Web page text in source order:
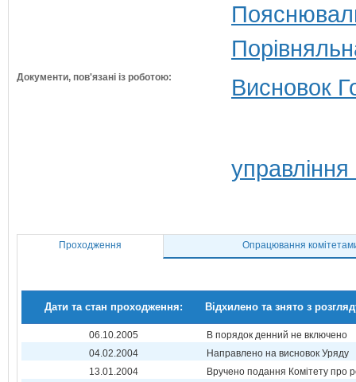
Документи, пов'язані із роботою: Висновок
Проходження Опрацювання
Дати та стан проходження: Відхилено та знято з
06.10.2005
В порядок денний не включено
04.02.2004
Направлено на висновок Уряду
13.01.2004
Вручено подання Комітету про